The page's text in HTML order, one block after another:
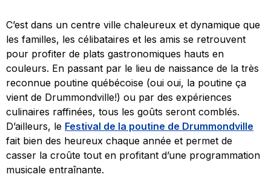
C’est dans un centre ville chaleureux et dynamique que
les familles, les célibataires et les amis se retrouvent
pour profiter de plats gastronomiques hauts en
couleurs. En passant par le lieu de naissance de la très
reconnue poutine québécoise (oui oui, la poutine ça
vient de Drummondville!) ou par des expériences
culinaires raffinées, tous les goûts seront comblés.
D’ailleurs, le Festival de la poutine de Drummondville
fait bien des heureux chaque année et permet de
casser la croûte tout en profitant d’une programmation
musicale entraînante.